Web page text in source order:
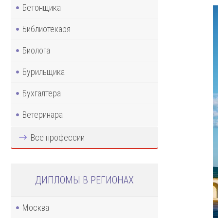
Бетонщика
Библиотекаря
Биолога
Бурильщика
Бухгалтера
Ветеринара
Все профессии
ДИПЛОМЫ В РЕГИОНАХ
Москва